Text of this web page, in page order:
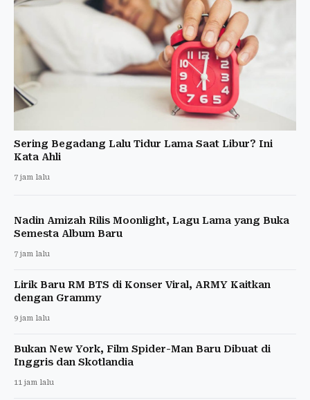
Sering Begadang Lalu Tidur Lama Saat Libur? Ini
Kata Ahli
7 jam lalu
Nadin Amizah Rilis Moonlight, Lagu Lama yang Buka
Semesta Album Baru
7 jam lalu
Lirik Baru RM BTS di Konser Viral, ARMY Kaitkan
dengan Grammy
9 jam lalu
Bukan New York, Film Spider-Man Baru Dibuat di
Inggris dan Skotlandia
11 jam lalu